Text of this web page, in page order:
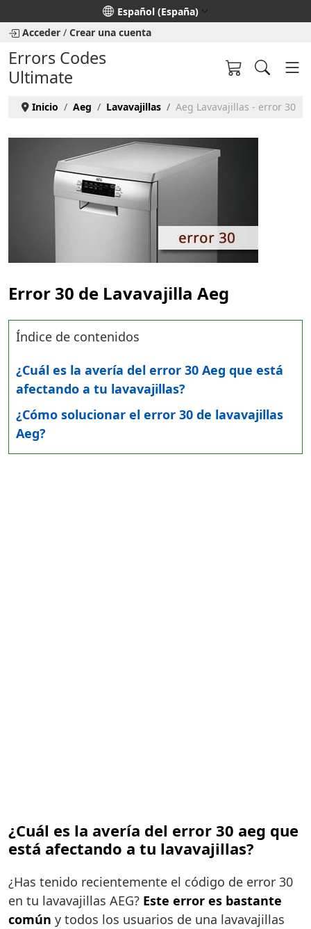
Seleccione su idioma
Español (España)
Acceder / Crear una cuenta
Errors Codes
Ultimate
Inicio Aeg Lavavajillas Aeg Lavavajillas - error 30
Error 30 de Lavavajilla Aeg
Índice de contenidos
¿Cuál es la avería del error 30 Aeg que está
afectando a tu lavavajillas?
¿Cómo solucionar el error 30 de lavavajillas
Aeg?
¿Cuál es la avería del error 30 aeg que
está afectando a tu lavavajillas?
¿Has tenido recientemente el código de error 30
en tu lavavajillas AEG? Este error es bastante
común y todos los usuarios de una lavavajillas